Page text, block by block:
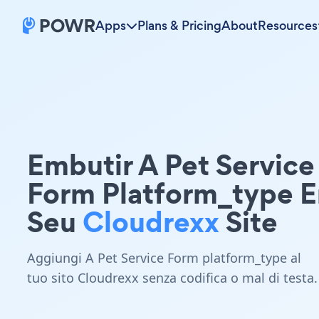
Apps Plans & PricingAboutResources
Embutir A Pet Service
Form Platform_type
Seu CloudrexxSite
Aggiungi A Pet Service Form platform_type al
tuo sito Cloudrexx senza codifica o mal di testa.